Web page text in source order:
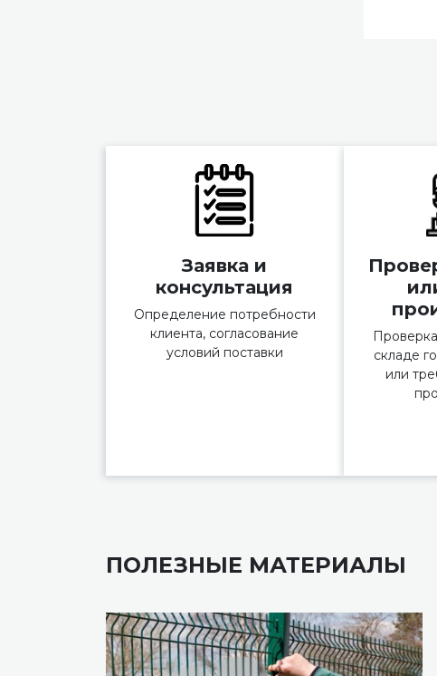
Заявка и
консультация
Определение потребности
клиента, согласование
условий поставки
складе
или
ПОЛЕЗНЫЕ МАТЕРИАЛЫ